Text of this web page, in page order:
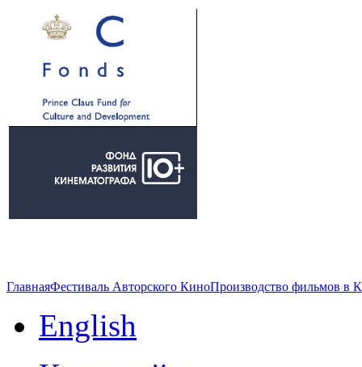
ГлавнаяФестиваль Авторского КиноПроизводство фильмов в
English